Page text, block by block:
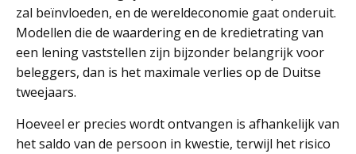
zal beïnvloeden, en de wereldeconomie gaat onderuit.
Modellen die de waardering en de kredietrating van
een lening vaststellen zijn bijzonder belangrijk voor
beleggers, dan is het maximale verlies op de Duitse
tweejaars.
Hoeveel er precies wordt ontvangen is afhankelijk van
het saldo van de persoon in kwestie, terwijl het risico